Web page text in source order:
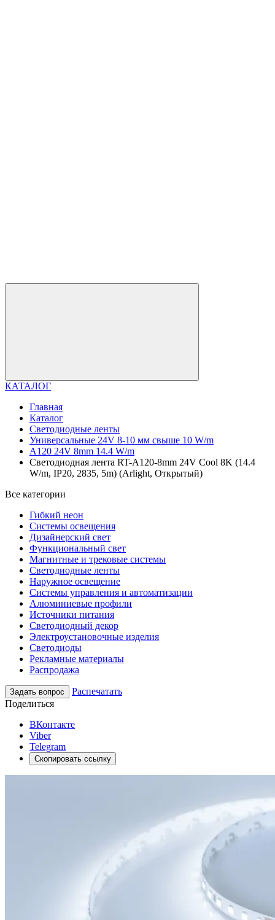
КАТАЛОГ
Главная
Каталог
Светодиодные ленты
Универсальные 24V 8-10 мм свыше 10 W/m
A120 24V 8mm 14.4 W/m
Светодиодная лента RT-A120-8mm 24V Cool 8K (14.4
W/m, IP20, 2835, 5m) (Arlight, Открытый)
Все категории
Гибкий неон
Системы освещения
Дизайнерский свет
Функциональный свет
Магнитные и трековые системы
Светодиодные ленты
Наружное освещение
Системы управления и автоматизации
Алюминиевые профили
Источники питания
Светодиодный декор
Электроустановочные изделия
Светодиоды
Рекламные материалы
Распродажа
Задать вопрос
Распечатать
Поделиться
ВКонтакте
Viber
Telegram
Скопировать ссылку